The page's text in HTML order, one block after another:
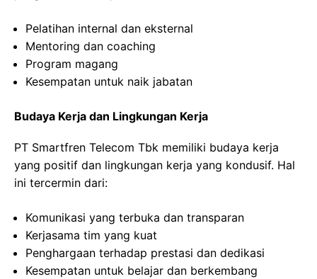
Pelatihan internal dan eksternal
Mentoring dan coaching
Program magang
Kesempatan untuk naik jabatan
Budaya Kerja dan Lingkungan Kerja
PT Smartfren Telecom Tbk memiliki budaya kerja
yang positif dan lingkungan kerja yang kondusif. Hal
ini tercermin dari:
Komunikasi yang terbuka dan transparan
Kerjasama tim yang kuat
Penghargaan terhadap prestasi dan dedikasi
Kesempatan untuk belajar dan berkembang